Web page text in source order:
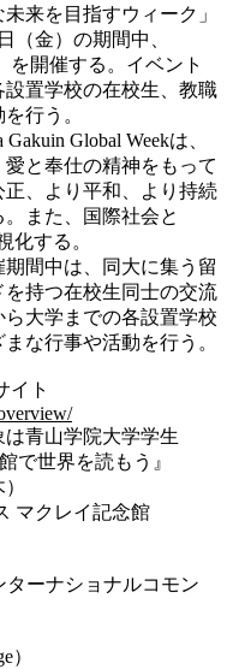
来を目指すウィーク」
（金）の期間中、
を開催する。イベント
置学校の在校生、教職
行う。
Gakuin Global Weekは、
と奉仕の精神をもって
、より平和、より持続
また、国際社会と
化する。
期間中は、同大に集う留
持つ在校生同士の交流
大学までの各設置学校
な行事や活動を行う。
イト
青山学院大学学生
世界を読もう』
マクレイ記念館
ターナショナルコモン
）